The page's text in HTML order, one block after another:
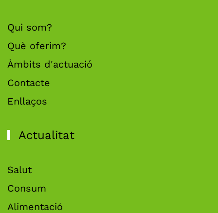
Qui som?
Què oferim?
Àmbits d'actuació
Contacte
Enllaços
Actualitat
Salut
Consum
Alimentació